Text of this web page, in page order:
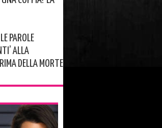
PAROLE
ALLA
DELLA MORTE